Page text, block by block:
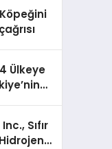
Ülkeye
Sıfır